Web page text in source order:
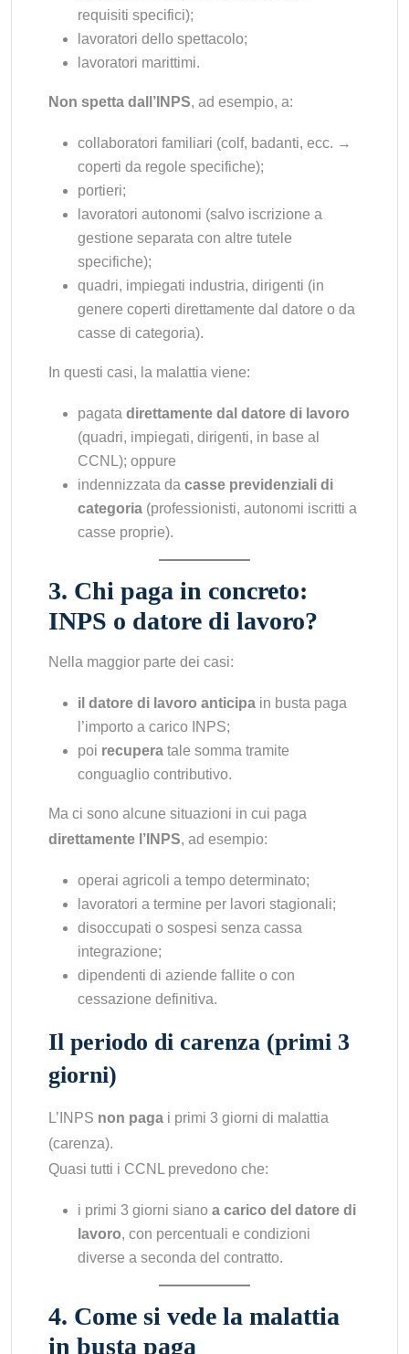
requisiti specifici);
lavoratori dello spettacolo;
lavoratori marittimi.
Non spetta dall’INPS, ad esempio, a:
collaboratori familiari (colf, badanti, ecc. →
coperti da regole specifiche);
portieri;
lavoratori autonomi (salvo iscrizione a
gestione separata con altre tutele
specifiche);
quadri, impiegati industria, dirigenti (in
genere coperti direttamente dal datore o da
casse di categoria).
In questi casi, la malattia viene:
pagata direttamente dal datore di lavoro
(quadri, impiegati, dirigenti, in base al
CCNL); oppure
indennizzata da casse previdenziali di
categoria (professionisti, autonomi iscritti a
casse proprie).
3. Chi paga in concreto:
INPS o datore di lavoro?
Nella maggior parte dei casi:
il datore di lavoro anticipa in busta paga
l’importo a carico INPS;
poi recupera tale somma tramite
conguaglio contributivo.
Ma ci sono alcune situazioni in cui paga
direttamente l’INPS, ad esempio:
operai agricoli a tempo determinato;
lavoratori a termine per lavori stagionali;
disoccupati o sospesi senza cassa
integrazione;
dipendenti di aziende fallite o con
cessazione definitiva.
Il periodo di carenza (primi 3
giorni)
L’INPS non paga i primi 3 giorni di malattia
(carenza).
Quasi tutti i CCNL prevedono che:
i primi 3 giorni siano a carico del datore di
lavoro, con percentuali e condizioni
diverse a seconda del contratto.
4. Come si vede la malattia
in busta paga